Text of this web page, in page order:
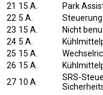
21 15 A.
Park
22 5 A.
23 15 A.
Nicht
24 5 A.
25 15 A.
26 15 A.
27 10 A
SRS-